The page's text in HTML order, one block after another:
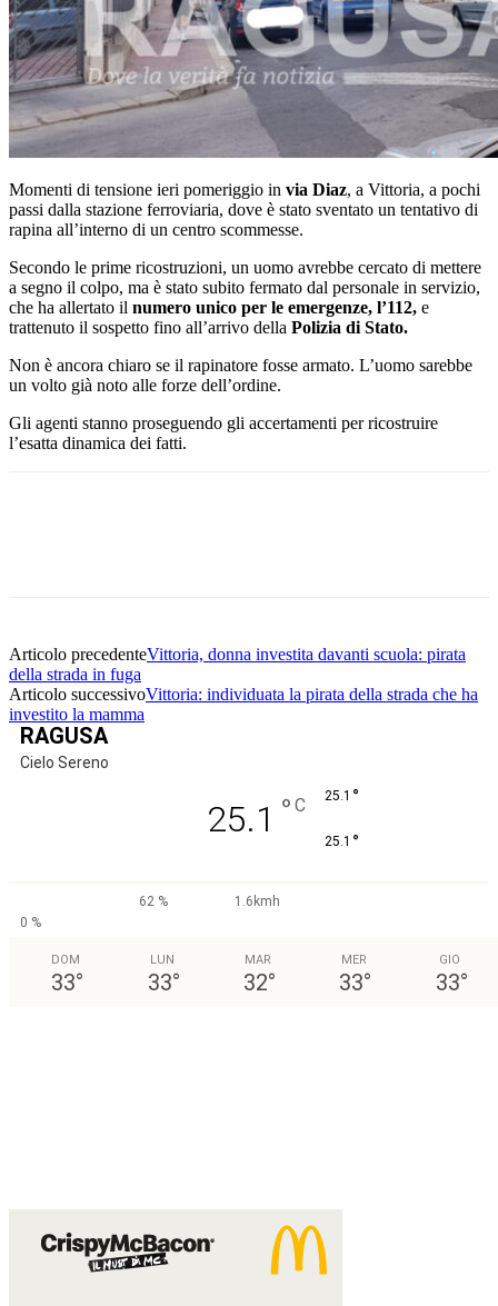
Momenti di tensione ieri pomeriggio in via Diaz, a Vittoria, a pochi
passi dalla stazione ferroviaria, dove è stato sventato un tentativo di
rapina all’interno di un centro scommesse.
Secondo le prime ricostruzioni, un uomo avrebbe cercato di mettere
a segno il colpo, ma è stato subito fermato dal personale in servizio,
che ha allertato il numero unico per le emergenze, l’112, e
trattenuto il sospetto fino all’arrivo della Polizia di Stato.
Non è ancora chiaro se il rapinatore fosse armato. L’uomo sarebbe
un volto già noto alle forze dell’ordine.
Gli agenti stanno proseguendo gli accertamenti per ricostruire
l’esatta dinamica dei fatti.
Articolo precedenteVittoria, donna investita davanti scuola: pirata
della strada in fuga
Articolo successivoVittoria: individuata la pirata della strada che ha
investito la mamma
RAGUSA
Cielo Sereno
25.1 ° C 25.1 °
25.1 °
62 %
1.6kmh
0 %
DOM
33°
LUN
33°
MAR
32°
MER
33°
GIO
33°